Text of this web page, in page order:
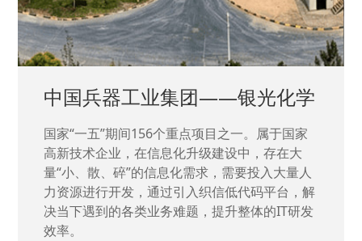
中国兵器工业集团——银光化学
国家“一五”期间156个重点项目之一。属于国家
高新技术企业，在信息化升级建设中，存在大
量“小、散、碎”的信息化需求，需要投入大量人
力资源进行开发，通过引入织信低代码平台，解
决当下遇到的各类业务难题，提升整体的IT研发
效率。